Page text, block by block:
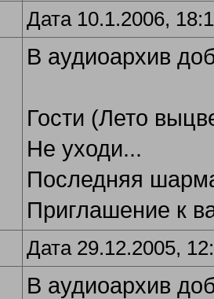
Дата 10.1.2006,
В аудиоархив
Гости (Лето
Не уходи...
Последняя
Приглашение к
Дата 29.12.2005,
В аудиоархив